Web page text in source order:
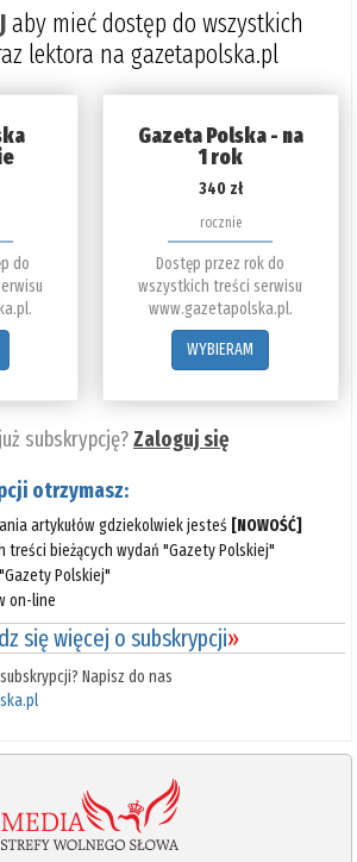
aby mieć dostęp do wszystkich
lektora na gazetapolska.pl
do
Gazeta Polska - na
1 rok
340 zł
rocznie
Dostęp przez rok do
wszystkich treści serwisu
www.gazetapolska.pl.
WYBIERAM
subskrypcję?Zaloguj się
otrzymasz:
artykułów gdziekolwiek jesteś [NOWOŚĆ]
treści bieżących wydań "Gazety Polskiej"
Polskiej"
on-line
się więcej o subskrypcji»
Napisz do nas